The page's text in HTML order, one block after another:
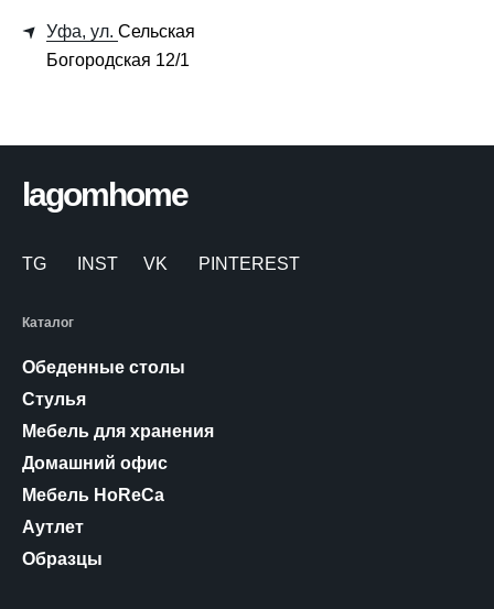
Уфа, ул. Сельская
Богородская 12/1
lagomhome
Каталог
Обеденные столы
Стулья
Мебель для хранения
Домашний офис
Мебель HoReCa
Аутлет
Образцы
TG INST VK PINTEREST